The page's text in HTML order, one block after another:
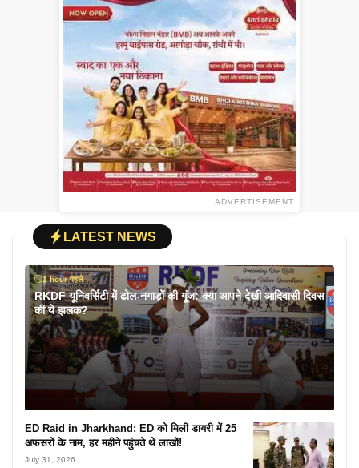
ADVERTISEMENT
LATEST NEWS
1 hour पहले
RKDF यूनिवर्सिटी में ढोल-नगाड़ों की गूंज: क्या आपने देखी आदिवासी दिवस
की ये झलक?
ED Raid in Jharkhand: ED को मिली डायरी में 25
अफसरों के नाम, हर महीने पहुंचते थे लाखों!
July 31, 2026